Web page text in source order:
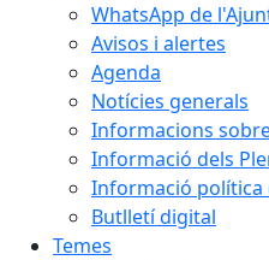
WhatsApp de
Avisos i alertes
Agenda
Notícies generals
Informacions
Informació dels
Informació política
Butlletí digital
Temes